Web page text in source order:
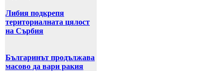
Либия подкрепя
териториалната цялост
на Сърбия
Българинът продължава
масово да вари ракия